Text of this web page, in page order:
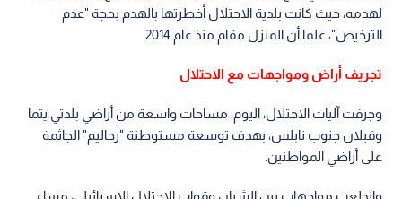
لهدمه، حيث كانت بلدية الاحتلال أخطرتها بالهدم بحجة "عدم
الترخيص"، علما أن المنزل مقام منذ عام 2014.
تجريف أراض ومواجهات مع الاحتلال
وجرفت آليات الاحتلال، اليوم، مساحات واسعة من أراضي بلدتي يتما
وقبلان جنوب نابلس، بهدف توسعة مستوطنة "رحاليم" الجاثمة
على أراضي المواطنين.
واندلعت مواجهات بين الشبان وقوات الاحتلال الإسرائيلي، مساء